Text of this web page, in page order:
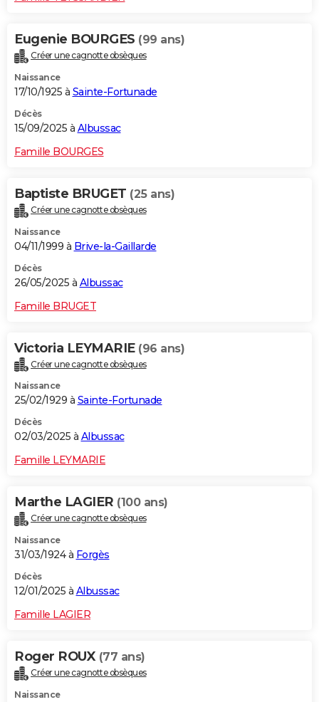
FORUM
Eugenie BOURGES (99 ans)
Créer une cagnotte obsèques
Naissance
17/10/1925 à Sainte-Fortunade
Décès
15/09/2025 à Albussac
Famille BOURGES
Baptiste BRUGET (25 ans)
Créer une cagnotte obsèques
Naissance
04/11/1999 à Brive-la-Gaillarde
Décès
26/05/2025 à Albussac
Famille BRUGET
Victoria LEYMARIE (96 ans)
Créer une cagnotte obsèques
Naissance
25/02/1929 à Sainte-Fortunade
Décès
02/03/2025 à Albussac
Famille LEYMARIE
Marthe LAGIER (100 ans)
Créer une cagnotte obsèques
Naissance
31/03/1924 à Forgès
Décès
12/01/2025 à Albussac
Famille LAGIER
Roger ROUX (77 ans)
Créer une cagnotte obsèques
Naissance